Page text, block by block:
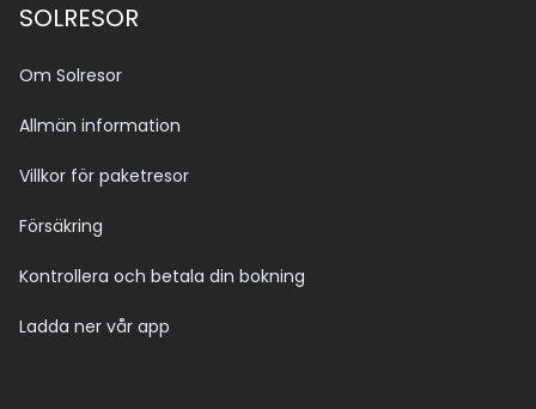
SOLRESOR
Om Solresor
Allmän information
Villkor för paketresor
Försäkring
Kontrollera och betala din bokning
Ladda ner vår app